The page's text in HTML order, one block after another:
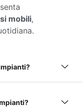
mobili,